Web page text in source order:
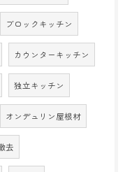
ブロックキッチン
カウンターキッチン
独立キッチン
オンデュリン屋根材
去